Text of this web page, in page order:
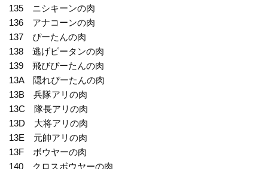
135 ニシキーンの肉
136 アナコーンの肉
137 ぴーたんの肉
138 逃げピータンの肉
139 飛びぴーたんの肉
13A 隠れぴーたんの肉
13B 兵隊アリの肉
13C 隊長アリの肉
13D 大将アリの肉
13E 元帥アリの肉
13F ボウヤーの肉
140 クロスボウヤーの肉